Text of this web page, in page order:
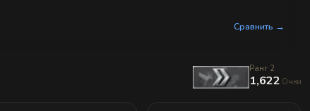
Сравнить →
Ранг 2
1,622 Очки